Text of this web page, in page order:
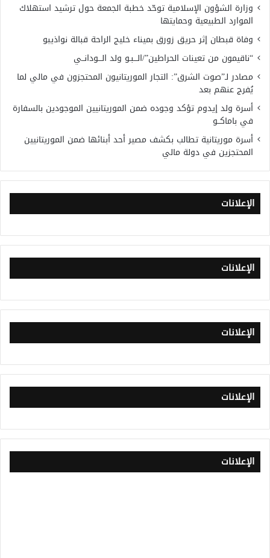
وزارة الشؤون الإسلامية توحّد خطبة الجمعة حول ترشيد استهلاك
الموارد الطبيعية وحمايتها
وفاة قبطان إثر حريق زورق بميناء خليج الراحة قبالة نواذيبو
“ناقيمون من تعينات الحراطين”/الـــبـو ولد الـــودانــي
مصادر لـ”صوت الشرق”: التجار الموريتانيون المحتجزون في مالي لما
يُفرج عنهم بعد
أسرة ولد إيدوم تؤكد وجوده ضمن الموريتانيين الموجودين بالسفارة
في باماكــو
أسرة موريتانية تطالب بكشف مصير أحد أبنائها ضمن الموريتانيين
المحتجزين في دولة مالي
الإعلانات
الإعلانات
الإعلانات
الإعلانات
الإعلانات